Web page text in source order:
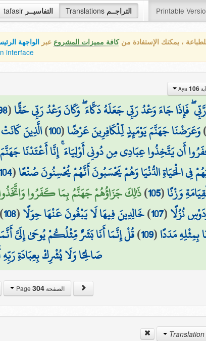
tafasir التفاسيــر Translations التراجــم Printable
، يمكنك الإستفادة منكافة مميزات المشروع عبر الواجهة
interface
آية Aya 106
فَإِذَا جَاءَ وَعْدُ رَبِّي جَعَلَهُ دَكَّاءَ ۖ وَكَانَ وَعْدُ رَبِّي حَقًّا(
وَعَرَضْنَا جَهَنَّمَ يَوْمَئِذٍ لِّلْكَافِرِينَ عَرْضًا(
100
)الَّذِينَ
أَن يَتَّخِذُوا عِبَادِي مِن دُونِي أَوْلِيَاءَ ۚ إِنَّا أَعْتَدْنَا جَهَنَّمَ
فِي الْحَيَاةِ الدُّنْيَا وَهُمْ يَحْسَبُونَ أَنَّهُمْ يُحْسِنُونَ صُنْعًا(
وَزْنًا(
105
)ذَٰلِكَ جَزَاؤُهُمْ جَهَنَّمُ بِمَا كَفَرُوا وَاتَّخَذُوا
نُزُلًا(
107
)خَالِدِينَ فِيهَا لَا يَبْغُونَ عَنْهَا حِوَلًا(
108
مَدَدًا(
109
)قُلْ إِنَّمَا أَنَا بَشَرٌ مِّثْلُكُمْ يُوحَىٰ إِلَيَّ
صَالِحًا وَلَا يُشْرِكْ بِعِبَادَةِ
الصفحة Page304